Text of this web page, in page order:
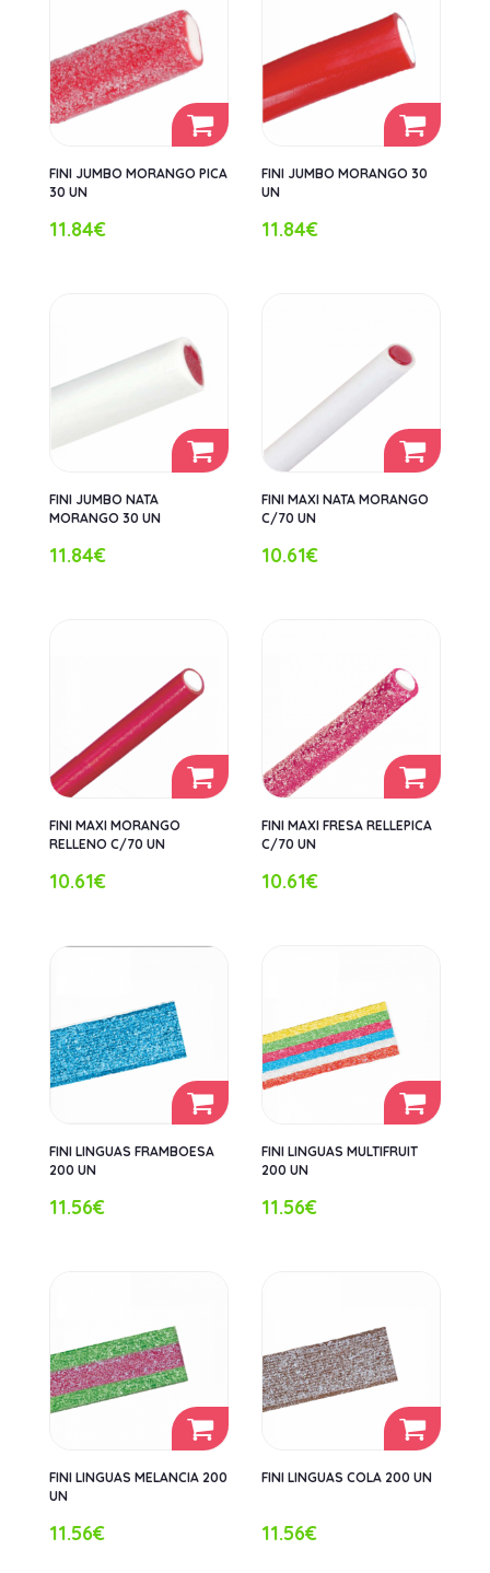
FINI JUMBO MORANGO PICA
30 UN
11.84€
FINI JUMBO MORANGO 30
UN
11.84€
FINI JUMBO NATA
MORANGO 30 UN
11.84€
FINI MAXI NATA MORANGO
C/70 UN
10.61€
FINI MAXI MORANGO
RELLENO C/70 UN
10.61€
FINI MAXI FRESA RELLEPICA
C/70 UN
10.61€
FINI LINGUAS FRAMBOESA
200 UN
11.56€
FINI LINGUAS MULTIFRUIT
200 UN
11.56€
FINI LINGUAS MELANCIA 200
UN
11.56€
FINI LINGUAS COLA 200 UN
11.56€